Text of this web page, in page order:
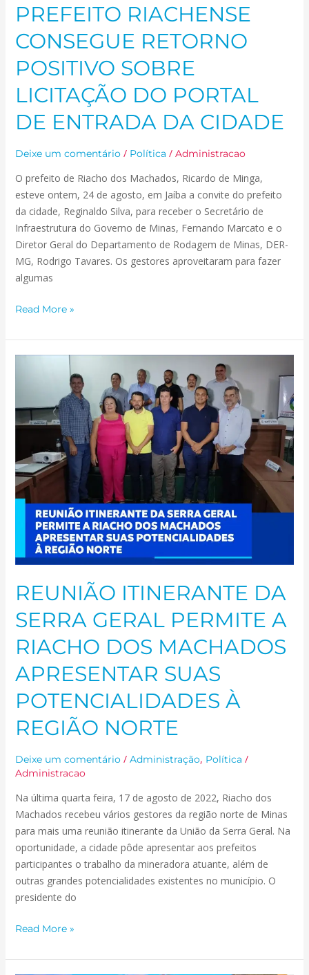
PREFEITO RIACHENSE
CONSEGUE RETORNO
POSITIVO SOBRE
LICITAÇÃO DO PORTAL
DE ENTRADA DA CIDADE
Deixe um comentário / Política / Administracao
O prefeito de Riacho dos Machados, Ricardo de Minga,
esteve ontem, 24 de agosto, em Jaíba a convite do prefeito
da cidade, Reginaldo Silva, para receber o Secretário de
Infraestrutura do Governo de Minas, Fernando Marcato e o
Diretor Geral do Departamento de Rodagem de Minas, DER-
MG, Rodrigo Tavares. Os gestores aproveitaram para fazer
algumas
Read More »
REUNIÃO ITINERANTE DA
SERRA GERAL PERMITE A
RIACHO DOS MACHADOS
APRESENTAR SUAS
POTENCIALIDADES À
REGIÃO NORTE
Deixe um comentário / Administração, Política /
Administracao
Na última quarta feira, 17 de agosto de 2022, Riacho dos
Machados recebeu vários gestores da região norte de Minas
para mais uma reunião itinerante da União da Serra Geral. Na
oportunidade, a cidade pôde apresentar aos prefeitos
participantes o trabalho da mineradora atuante, além de
outras grandes potencialidades existentes no município. O
presidente do
ITINERANTE
SERRA
GERAL
PERMITE
A
RIACHO
DOS
MACHADOS
APRESENTAR
SUAS
POTENCIALIDADES
REGIÃO
NORTE
Read More »